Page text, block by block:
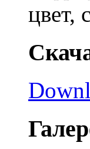
цвет,